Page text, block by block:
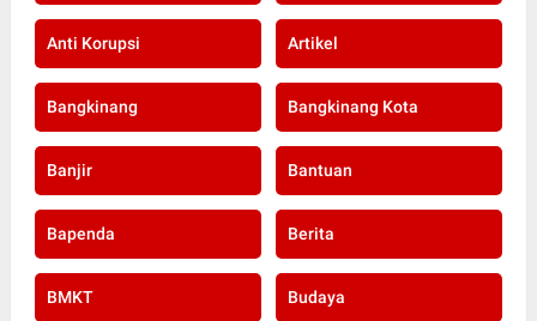
Anti Korupsi Artikel
Bangkinang Bangkinang Kota
Banjir Bantuan
Bapenda Berita
BMKT Budaya